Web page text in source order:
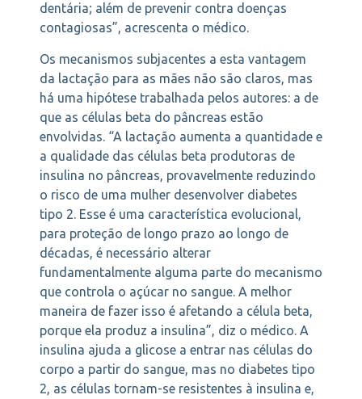
dentária; além de prevenir contra doenças
contagiosas”, acrescenta o médico.
Os mecanismos subjacentes a esta vantagem
da lactação para as mães não são claros, mas
há uma hipótese trabalhada pelos autores: a de
que as células beta do pâncreas estão
envolvidas. “A lactação aumenta a quantidade e
a qualidade das células beta produtoras de
insulina no pâncreas, provavelmente reduzindo
o risco de uma mulher desenvolver diabetes
tipo 2. Esse é uma característica evolucional,
para proteção de longo prazo ao longo de
décadas, é necessário alterar
fundamentalmente alguma parte do mecanismo
que controla o açúcar no sangue. A melhor
maneira de fazer isso é afetando a célula beta,
porque ela produz a insulina”, diz o médico. A
insulina ajuda a glicose a entrar nas células do
corpo a partir do sangue, mas no diabetes tipo
2, as células tornam-se resistentes à insulina e,